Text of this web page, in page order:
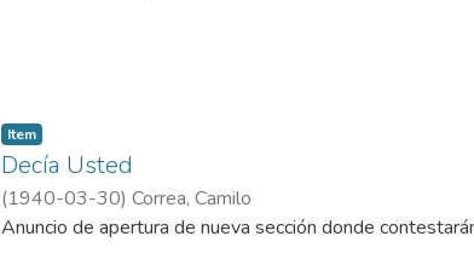
Item
Decía Usted
(1940-03-30) Correa, Camilo
Anuncio de apertura de nueva sección donde